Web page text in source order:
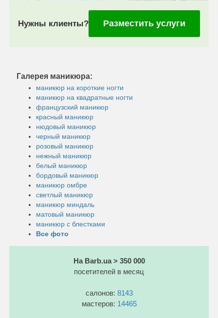
Нужны клиенты? Разместить услуги
Галерея маникюра:
маникюр на короткие ногти
маникюр на квадратные ногти
французский маникюр
красный маникюр
нюдовый маникюр
черный маникюр
розовый маникюр
нежный маникюр
белый маникюр
бордовый маникюр
маникюр омбре
светлый маникюр
маникюр миндаль
матовый маникюр
маникюр с блестками
Все фото
На Barb.ua > 350 000
посетителей в месяц
салонов: 8143
мастеров: 14465